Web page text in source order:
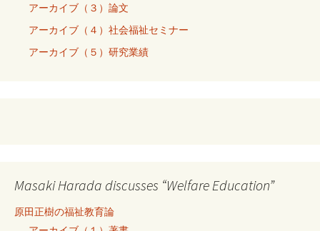
アーカイブ（３）論文
アーカイブ（４）社会福祉セミナー
アーカイブ（５）研究業績
Masaki Harada discusses “Welfare Education”
原田正樹の福祉教育論